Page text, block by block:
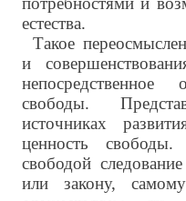
естества.
Такое
и
свободы.
источниках
ценность
свободой
или закону,